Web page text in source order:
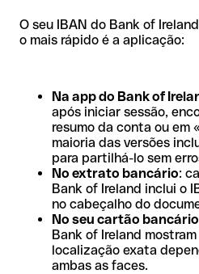
O seu IBAN do Bank of
o mais rápido é a aplicação:
Na app do Bank of
após iniciar sessão,
resumo da conta ou em
maioria das versões
para partilhá-lo sem
No extrato bancário:
Bank of Ireland inclui o
no cabeçalho do
No seu cartão bancário
Bank of Ireland
localização exata
ambas as faces.